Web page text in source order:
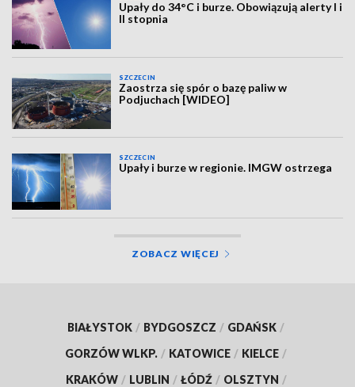
Upały do 34°C i burze. Obowiązują alerty I i
II stopnia
SZCZECIN
Zaostrza się spór o bazę paliw w
Podjuchach [WIDEO]
SZCZECIN
Upały i burze w regionie. IMGW ostrzega
ZOBACZ WIĘCEJ
BIAŁYSTOK / BYDGOSZCZ / GDAŃSK /
GORZÓW WLKP. / KATOWICE / KIELCE /
KRAKÓW / LUBLIN / ŁÓDŹ / OLSZTYN /